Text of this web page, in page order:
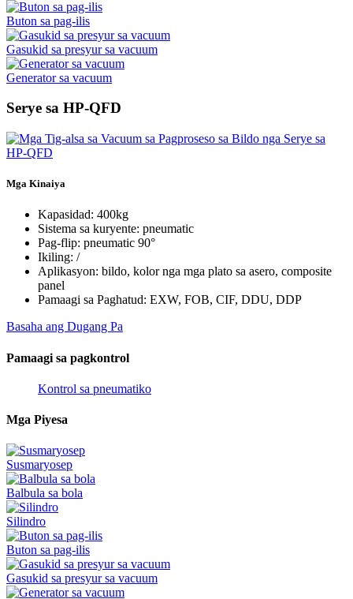
Buton sa pag-ilis
Gasukid sa presyur sa vacuum
Generator sa vacuum
Serye sa HP-QFD
Mga Kinaiya
Kapasidad: 400kg
Sistema sa kuryente: pneumatic
Pag-flip: pneumatic 90°
Ikiling: /
Aplikasyon: bildo, kolor nga mga plato sa asero, composite
panel
Pamaagi sa Paghatud: EXW, FOB, CIF, DDU, DDP
Basaha ang Dugang Pa
Pamaagi sa pagkontrol
Kontrol sa pneumatiko
Mga Piyesa
Susmaryosep
Balbula sa bola
Silindro
Buton sa pag-ilis
Gasukid sa presyur sa vacuum